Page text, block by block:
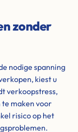
zonder
nodige spanning
kiest u
verkoopstress,
te maken voor
risico op het